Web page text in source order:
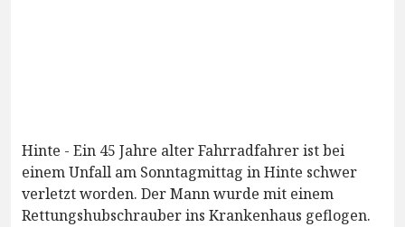
Hinte - Ein 45 Jahre alter Fahrradfahrer ist bei
einem Unfall am Sonntagmittag in Hinte schwer
verletzt worden. Der Mann wurde mit einem
Rettungshubschrauber ins Krankenhaus geflogen.